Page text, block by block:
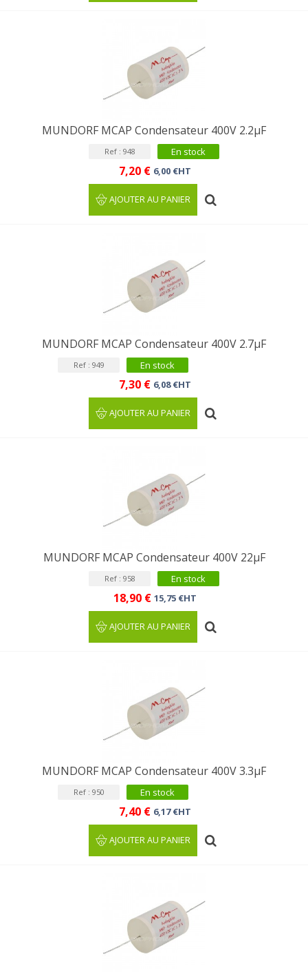
MUNDORF MCAP Condensateur 400V 2.2µF
Ref : 948 En stock
7,20 € 6,00 €HT
AJOUTER AU PANIER
MUNDORF MCAP Condensateur 400V 2.7µF
Ref : 949 En stock
7,30 € 6,08 €HT
AJOUTER AU PANIER
MUNDORF MCAP Condensateur 400V 22µF
Ref : 958 En stock
18,90 € 15,75 €HT
AJOUTER AU PANIER
MUNDORF MCAP Condensateur 400V 3.3µF
Ref : 950 En stock
7,40 € 6,17 €HT
AJOUTER AU PANIER